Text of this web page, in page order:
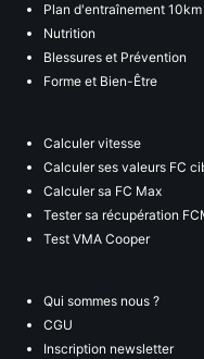
Plan d'entraînement 10km
Nutrition
Blessures et Prévention
Forme et Bien-Être
Calculer vitesse
Calculer ses valeurs FC
Calculer sa FC Max
Tester sa récupération
Test VMA Cooper
Qui sommes nous ?
CGU
Inscription newsletter